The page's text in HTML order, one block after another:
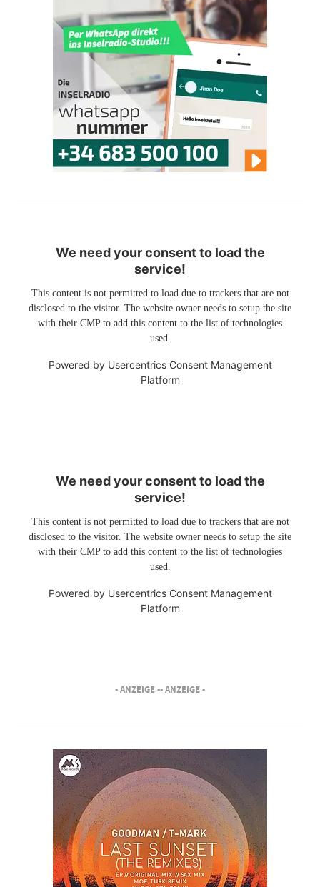
We need your consent to load the
service!
This content is not permitted to load due to trackers that are not
disclosed to the visitor. The website owner needs to setup the site
with their CMP to add this content to the list of technologies
used.
Powered by Usercentrics Consent Management
Platform
We need your consent to load the
service!
This content is not permitted to load due to trackers that are not
disclosed to the visitor. The website owner needs to setup the site
with their CMP to add this content to the list of technologies
used.
Powered by Usercentrics Consent Management
Platform
- ANZEIGE -- ANZEIGE -